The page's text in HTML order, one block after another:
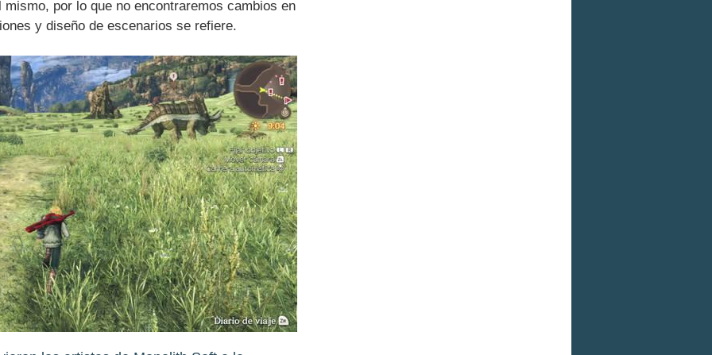
por lo que no encontraremos cambios en
y diseño de escenarios se refiere.